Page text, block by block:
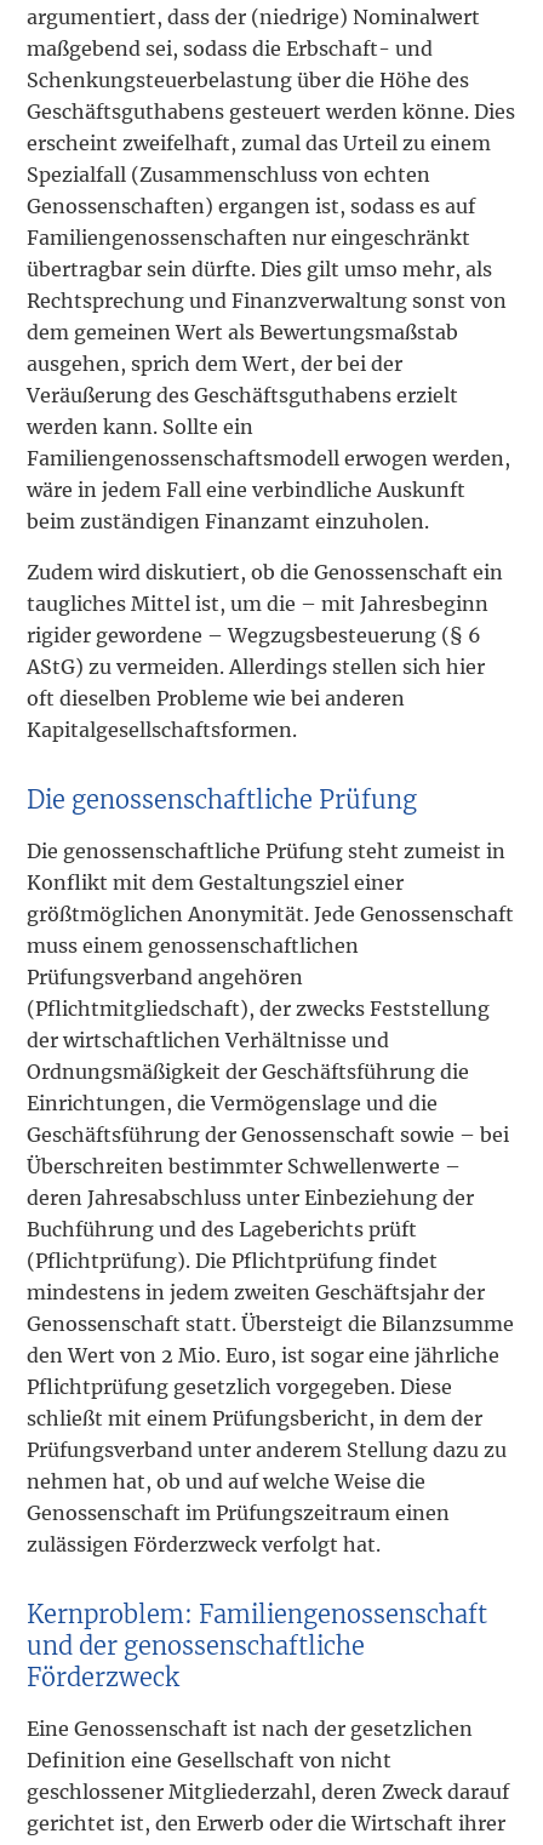
argumentiert, dass der (niedrige) Nominalwert
maßgebend sei, sodass die Erbschaft- und
Schenkungsteuerbelastung über die Höhe des
Geschäftsguthabens gesteuert werden könne. Dies
erscheint zweifelhaft, zumal das Urteil zu einem
Spezialfall (Zusammenschluss von echten
Genossenschaften) ergangen ist, sodass es auf
Familiengenossenschaften nur eingeschränkt
übertragbar sein dürfte. Dies gilt umso mehr, als
Rechtsprechung und Finanzverwaltung sonst von
dem gemeinen Wert als Bewertungsmaßstab
ausgehen, sprich dem Wert, der bei der
Veräußerung des Geschäftsguthabens erzielt
werden kann. Sollte ein
Familiengenossenschaftsmodell erwogen werden,
wäre in jedem Fall eine verbindliche Auskunft
beim zuständigen Finanzamt einzuholen.
Zudem wird diskutiert, ob die Genossenschaft ein
taugliches Mittel ist, um die – mit Jahresbeginn
rigider gewordene – Wegzugsbesteuerung (§ 6
AStG) zu vermeiden. Allerdings stellen sich hier
oft dieselben Probleme wie bei anderen
Kapitalgesellschaftsformen.
Die genossenschaftliche Prüfung
Die genossenschaftliche Prüfung steht zumeist in
Konflikt mit dem Gestaltungsziel einer
größtmöglichen Anonymität. Jede Genossenschaft
muss einem genossenschaftlichen
Prüfungsverband angehören
(Pflichtmitgliedschaft), der zwecks Feststellung
der wirtschaftlichen Verhältnisse und
Ordnungsmäßigkeit der Geschäftsführung die
Einrichtungen, die Vermögenslage und die
Geschäftsführung der Genossenschaft sowie – bei
Überschreiten bestimmter Schwellenwerte –
deren Jahresabschluss unter Einbeziehung der
Buchführung und des Lageberichts prüft
(Pflichtprüfung). Die Pflichtprüfung findet
mindestens in jedem zweiten Geschäftsjahr der
Genossenschaft statt. Übersteigt die Bilanzsumme
den Wert von 2 Mio. Euro, ist sogar eine jährliche
Pflichtprüfung gesetzlich vorgegeben. Diese
schließt mit einem Prüfungsbericht, in dem der
Prüfungsverband unter anderem Stellung dazu zu
nehmen hat, ob und auf welche Weise die
Genossenschaft im Prüfungszeitraum einen
zulässigen Förderzweck verfolgt hat.
Kernproblem: Familiengenossenschaft
und der genossenschaftliche
Förderzweck
Eine Genossenschaft ist nach der gesetzlichen
Definition eine Gesellschaft von nicht
geschlossener Mitgliederzahl, deren Zweck darauf
gerichtet ist, den Erwerb oder die Wirtschaft ihrer